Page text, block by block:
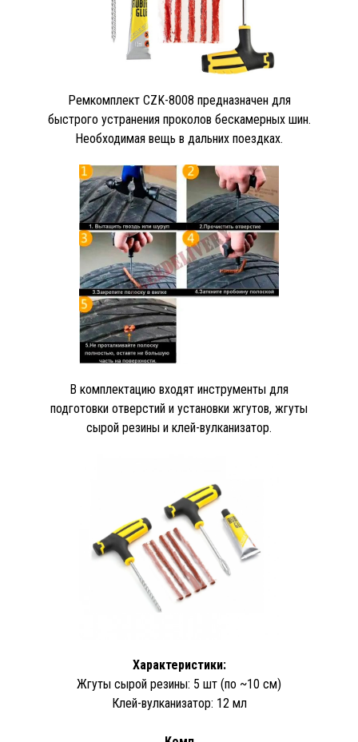
Ремкомплект CZK-8008 предназначен для
быстрого устранения проколов бескамерных шин.
Необходимая вещь в дальних поездках.
В комплектацию входят инструменты для
подготовки отверстий и установки жгутов, жгуты
сырой резины и клей-вулканизатор.
Характеристики:
Жгуты сырой резины: 5 шт (по ~10 см)
Клей-вулканизатор: 12 мл